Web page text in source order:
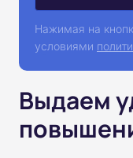
Нажимая на
условиями
Выдаем